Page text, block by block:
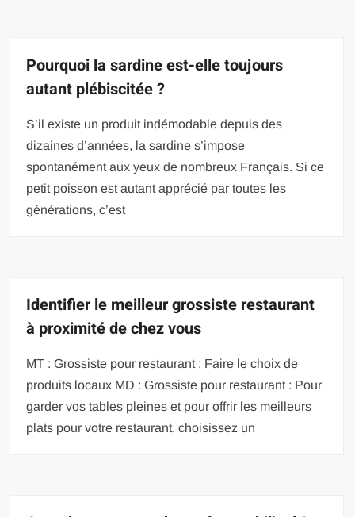
Pourquoi la sardine est-elle toujours
autant plébiscitée ?
S’il existe un produit indémodable depuis des
dizaines d’années, la sardine s’impose
spontanément aux yeux de nombreux Français. Si ce
petit poisson est autant apprécié par toutes les
générations, c’est
Identifier le meilleur grossiste restaurant
à proximité de chez vous
MT : Grossiste pour restaurant : Faire le choix de
produits locaux MD : Grossiste pour restaurant : Pour
garder vos tables pleines et pour offrir les meilleurs
plats pour votre restaurant, choisissez un